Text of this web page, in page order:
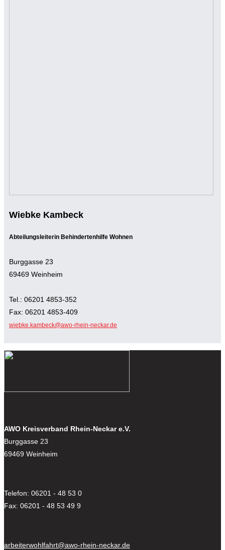
Wiebke Kambeck
Abteilungsleiterin Behindertenhilfe Wohnen
Burggasse 23
69469 Weinheim
Tel.: 06201 4853-352
Fax: 06201 4853-409
wiebke.kambeck@awo-rhein-neckar.de
AWO Kreisverband Rhein-Neckar e.V.
Burggasse 23
69469 Weinheim
Telefon: 06201 - 48 53 0
Fax: 06201 - 48 53 49 9
arbeiterwohlfahrt@awo-rhein-neckar.de